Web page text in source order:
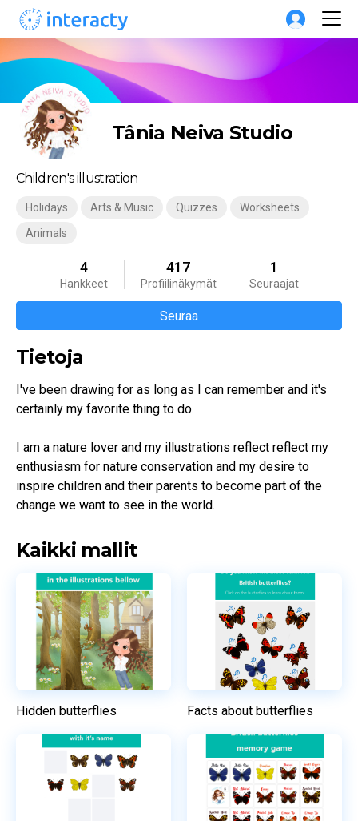
Tânia Neiva Studio
Children's illustration
Holidays Arts & Music Quizzes
Worksheets
Animals
4
Hankkeet
417
Profiilinäkymät
1
Seuraajat
Seuraa
Tietoja
I've been drawing for as long as I can remember and it's
certainly my favorite thing to do.
I am a nature lover and my illustrations reflect reflect my
enthusiasm for nature conservation and my desire to
inspire children and their parents to become part of the
change we want to see in the world.
Kaikki mallit
Hidden butterflies Facts about butterflies